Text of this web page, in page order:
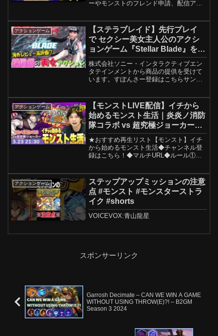
ーやモンストのフレンド申請、配信アー
定期で一緒にゲーム等しています(参加
や...
アクションゲーム
【ステラブレイド】先行プレイ
で セクシー美女主人公のアクシ
ョンゲーム『Stellar Blade』を遊
ぶ【PS5】
株式会社ソニー・インタラクティブエン
タテインメントから商品の提供を受けて
います。すぽんさー登録はこちらサンド
再生リスト FF7R再生リストCCFF7 ...
アクションゲーム
【モンストLIVE配信】イチから
始めるモンスト生活｜炎炎ノ消防
隊コラボ vs 超究極ジョーカー
編！プレミアムセレクションガチ
ャも引く！【しろ】
★おすすめ再生リスト【モンスト】イチ
から始めるモンスト生活◆チャンネル登
録はこちら！◆マルチURL◆ルール①全
爆絶以上は必ずガチャ限を1体以上編成す
る(ラグナロク、...
アクションゲーム
ステップアップミッションの注意
点 #モンスト #モンスターストラ
イク #shorts
VOICEVOX:青山龍星
スポンサーリンク
Garrosh Decimate – CAN WE WIN A GAME
WITHOUT USING THROW(E)?! – B2GM
Season 3 2024